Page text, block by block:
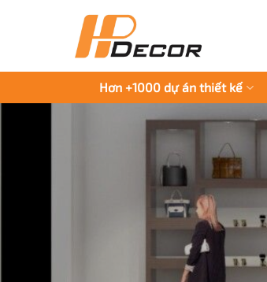
dung
Hơn +1000 dự án thiết kế